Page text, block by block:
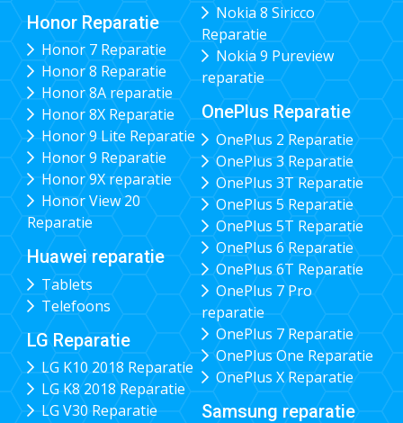
Honor Reparatie
Honor 7 Reparatie
Honor 8 Reparatie
Honor 8A reparatie
Honor 8X Reparatie
Honor 9 Lite Reparatie
Honor 9 Reparatie
Honor 9X reparatie
Honor View 20
Reparatie
Huawei reparatie
Tablets
Telefoons
LG Reparatie
LG K10 2018 Reparatie
LG K8 2018 Reparatie
LG V30 Reparatie
Nokia 8 Siricco
Reparatie
Nokia 9 Pureview
reparatie
OnePlus Reparatie
OnePlus 2 Reparatie
OnePlus 3 Reparatie
OnePlus 3T Reparatie
OnePlus 5 Reparatie
OnePlus 5T Reparatie
OnePlus 6 Reparatie
OnePlus 6T Reparatie
OnePlus 7 Pro
reparatie
OnePlus 7 Reparatie
OnePlus One Reparatie
OnePlus X Reparatie
Samsung reparatie